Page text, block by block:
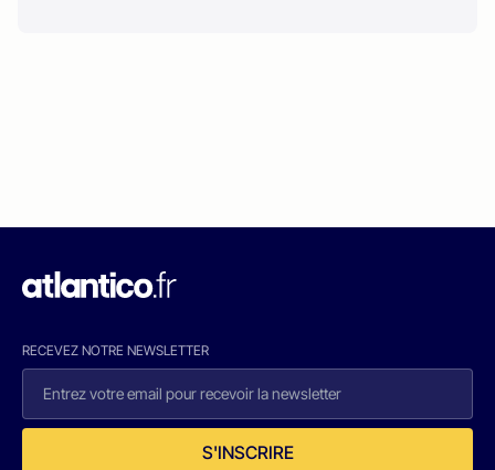
RECEVEZ NOTRE NEWSLETTER
S'INSCRIRE